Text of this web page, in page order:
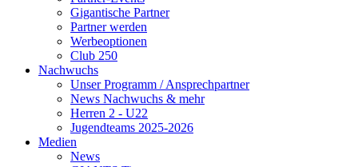
Gigantische Partner
Partner werden
Werbeoptionen
Club 250
Nachwuchs
Unser Programm / Ansprechpartner
News Nachwuchs & mehr
Herren 2 - U22
Jugendteams 2025-2026
Medien
News